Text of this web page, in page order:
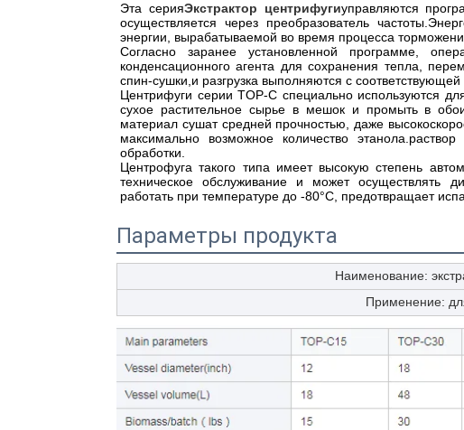
Эта серияЭкстрактор центрифугиуправляются
осуществляется через преобразователь
энергии, вырабатываемой во время процесса
Согласно заранее установленной программе,
конденсационного агента для сохранения тепла,
спин-сушки,и разгрузка выполняются с соответствующей
Центрифуги серии TOP-C специально используются
сухое растительное сырье в мешок и промыть в
материал сушат средней прочностью, даже
максимально возможное количество
обработки.
Центрофуга такого типа имеет высокую степень
техническое обслуживание и может осуществлять
работать при температуре до -80°C, предотвращает
Параметры продукта
Наименование:
Применение: